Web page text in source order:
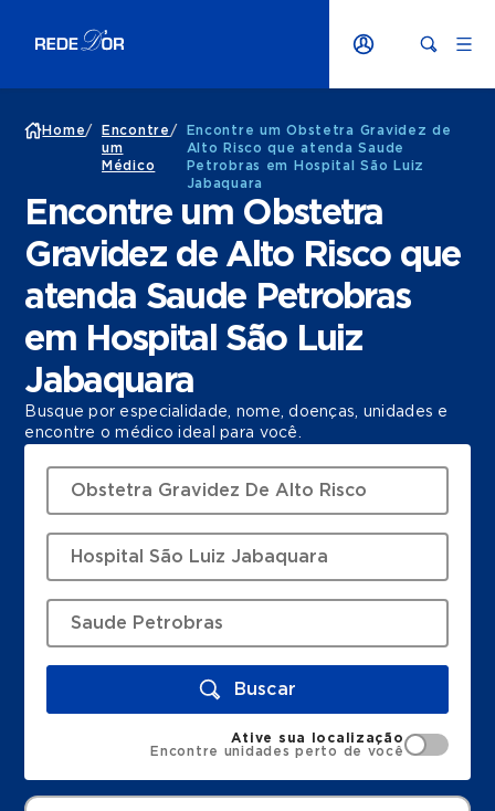
Home/
Encontre
um
Médico
/
Encontre um Obstetra Gravidez de
Alto Risco que atenda Saude
Petrobras em Hospital São Luiz
Jabaquara
Encontre um Obstetra
Gravidez de Alto Risco que
atenda Saude Petrobras
em Hospital São Luiz
Jabaquara
Busque por especialidade, nome, doenças, unidades e
encontre o médico ideal para você.
Buscar
Ative sua localização
Encontre unidades perto de você